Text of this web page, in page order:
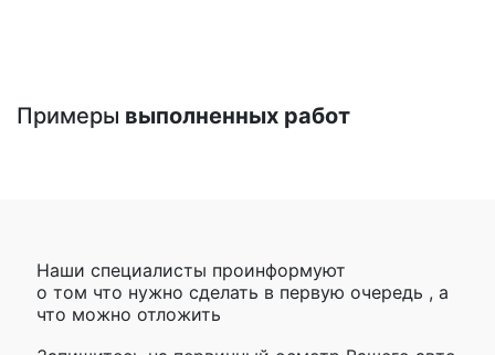
Примеры выполненных работ
Наши специалисты проинформуют
о том что нужно сделать в первую очередь , а
что можно отложить